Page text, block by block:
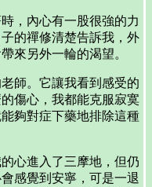
，內心有一股很強的力
的禪修清楚告訴我，外
來另外一輪的渴望。
師。它讓我看到感受的
傷心，我都能克服寂寞
夠對症下藥地排除這種
心進入了三摩地，但仍
感覺到安寧，可是一退